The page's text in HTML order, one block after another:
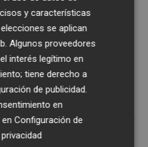
plantean
en las
y ganaderas
a la formación y
jóvenes agricultores y
la revisión de los
y características
se aplican
Algunos proveedores
interés legítimo en
tiene derecho a
de publicidad
en
enConfiguración de